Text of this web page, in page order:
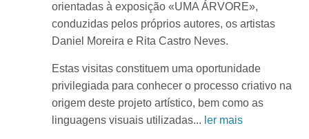
orientadas à exposição «UMA ÁRVORE»,
conduzidas pelos próprios autores, os artistas
Daniel Moreira e Rita Castro Neves.
Estas visitas constituem uma oportunidade
privilegiada para conhecer o processo criativo na
origem deste projeto artístico, bem como as
linguagens visuais utilizadas... ler mais